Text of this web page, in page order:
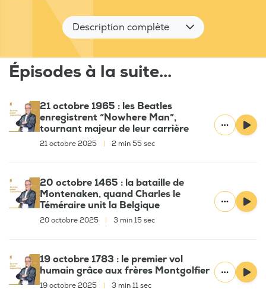
Description complète
Épisodes à la suite...
21 octobre 1965 : les Beatles
enregistrent “Nowhere Man”,
tournant majeur de leur carrière
21 octobre 2025 2 min 55 sec
20 octobre 1465 : la bataille de
Montenaken, quand Charles le
Téméraire unit la Belgique
20 octobre 2025 3 min 15 sec
19 octobre 1783 : le premier vol
humain grâce aux frères Montgolfier
19 octobre 2025 3 min 11 sec